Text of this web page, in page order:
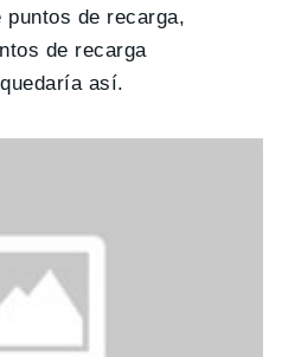
puntos de recarga,
de recarga
así.